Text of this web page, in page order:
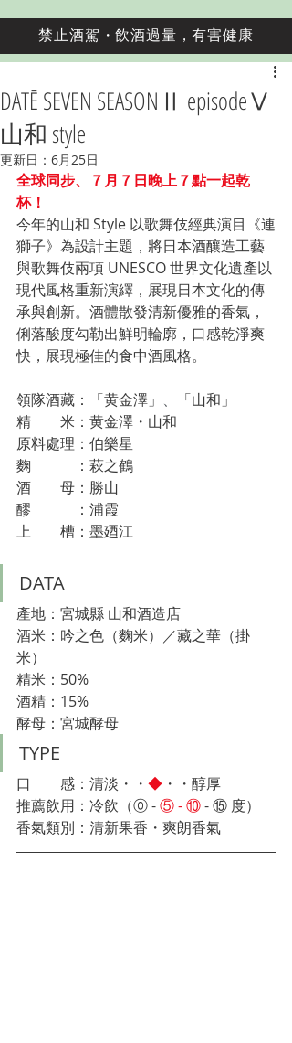
禁止酒駕・飲酒過量，有害健康
DATĒ SEVEN SEASONⅡ episodeⅤ
山和 style
更新日： 6月25日
全球同步、７月７日晚上７點一起乾
杯！
今年的山和 Style 以歌舞伎經典演目《連
獅子》為設計主題，將日本酒釀造工藝
與歌舞伎兩項 UNESCO 世界文化遺產以
現代風格重新演繹，展現日本文化的傳
承與創新。酒體散發清新優雅的香氣，
俐落酸度勾勒出鮮明輪廓，口感乾淨爽
快，展現極佳的食中酒風格。
領隊酒藏：「黄金澤」 、
「山和」
精　　米：黄金澤・山和
原料處理：伯樂星
麴　　　：萩之鶴
酒　　母：勝山
醪　　　：浦霞
上　　槽：墨廼江
DATA
產地：宮城縣 山和酒造店
酒米：吟之色（麴米）／藏之華（掛
米）
精米：50%
酒精：15%
酵母：宮城酵母
TYPE
口　　感：清淡・・ ◆ ・・醇厚
推薦飲用：冷飲（⓪ - ⑤ - ⑩ - ⑮ 度）
香氣類別：清新果香・爽朗香氣